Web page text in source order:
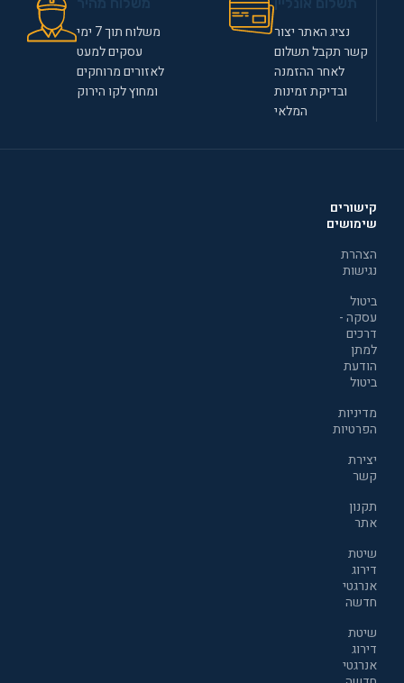
נציג האתר יצור
קשר תקבל תשלום
לאחר ההזמנה
ובדיקת זמינות
המלאי
משלוח תוך 7 ימי
עסקים למעט
לאזורים מרוחקים
ומחוץ לקו הירוק
קישורים
שימושים
הצהרת
נגישות
ביטול
עסקה -
דרכים
למתן
הודעת
ביטול
מדיניות
הפרטיות
יצירת
קשר
תקנון
אתר
שיטת
דירוג
אנרגטי
חדשה
שיטת
דירוג
אנרגטי